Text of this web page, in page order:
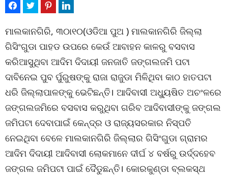
ମାଲକାନଗିରି, ୩୦ା୧୦(ଓଡିଆ ପୁଅ ) ମାଲକାନଗିରି ଜିଲ୍ଲା
ଗିସିଂଗୁଡା ପାହଡ ଉପରେ କେଉଁ ଆବାହନ କାଳରୁ ବସବାସ
କରିଆସୁଥିବା ଆଦିମ ଦିଦାୟୀ ଜନଜାତି ଜଙ୍ଗଲଜମି ପଟା
ଦାବିନେଇ ପୁବ ର୍ପୁରୁଷଙ୍କୁ ରାଜା ରାଜୁଡା ମିଳିଥିବା କାଠ ହାତପଟା
ଧରି ଜିଲ୍ଲାପାଳଙ୍କୁ ଭେଟିଛନ୍ତି। ଆଦିବାସୀ ଅଧ୍ୟୁଷିତ ଅଚଂଳରେ
ଜଙ୍ଗଲଜମିରେ ବସବାସ କରୁଥିବା ଗରିବ ଆଦିବାସୀଙ୍କୁ ଜଙ୍ଗଲ
ଜମିପଟା ଦେବାପାଇଁ କେନ୍ଦ୍ର ଓ ରାଜ୍ୟସରକାର ନିସ୍ପତି
ନେଇଥିବା ବେଳେ ମାଲକାନଗିରି ଜିଲ୍ଲାର ଗିସିଂଗୁଡା ଗ୍ରାମର
ଆଦିମ ଦିଦାୟୀ ଆଦିବାସୀ ଲୋକମାନେ ଦୀର୍ଘ ୪ ବର୍ଷରୁ ଉର୍ଦ୍ଦହେବ
ଜଙ୍ଗଲ ଜମିପଟା ପାଇଁ ଦୈଡୁଛନ୍ତି। କୋରକୁଣ୍ଡା ବ୍ଲକସ୍ଥ